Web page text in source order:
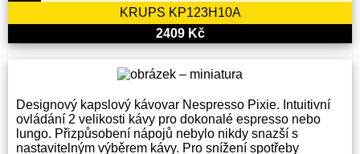
KRUPS KP123H10A
2409 Kč
Designový kapslový kávovar Nespresso Pixie. Intuitivní
ovládání 2 velikosti kávy pro dokonalé espresso nebo
lungo. Přizpůsobení nápojů nebylo nikdy snazší s
nastavitelným výběrem kávy. Pro snížení spotřeby